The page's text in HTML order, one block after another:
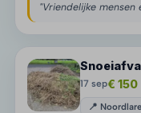
"Vriendelijke
17 sep€ 150
📍